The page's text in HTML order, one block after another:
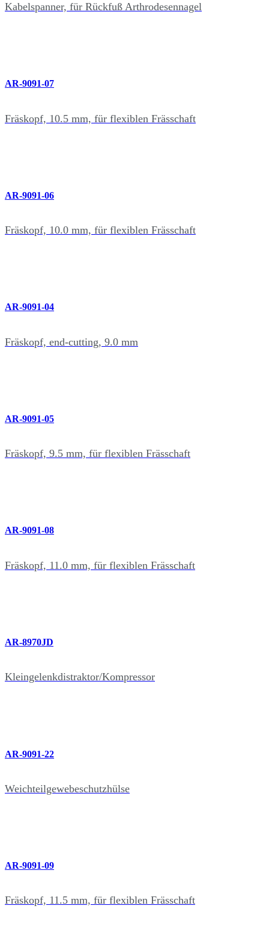
Kabelspanner, für Rückfuß Arthrodesennagel
AR-9091-07
Fräskopf, 10.5 mm, für flexiblen Frässchaft
AR-9091-06
Fräskopf, 10.0 mm, für flexiblen Frässchaft
AR-9091-04
Fräskopf, end-cutting, 9.0 mm
AR-9091-05
Fräskopf, 9.5 mm, für flexiblen Frässchaft
AR-9091-08
Fräskopf, 11.0 mm, für flexiblen Frässchaft
AR-8970JD
Kleingelenkdistraktor/Kompressor
AR-9091-22
Weichteilgewebeschutzhülse
AR-9091-09
Fräskopf, 11.5 mm, für flexiblen Frässchaft